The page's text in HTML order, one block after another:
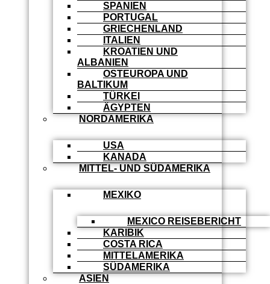
SPANIEN
PORTUGAL
GRIECHENLAND
ITALIEN
KROATIEN UND
ALBANIEN
OSTEUROPA UND
BALTIKUM
TÜRKEI
ÄGYPTEN
NORDAMERIKA
USA
KANADA
MITTEL- UND SÜDAMERIKA
MEXIKO
MEXICO REISEBERICHT
KARIBIK
COSTA RICA
MITTELAMERIKA
SÜDAMERIKA
ASIEN